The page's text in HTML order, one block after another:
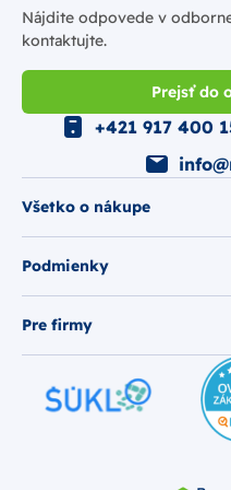
Nájdite odpovede v
kontaktujte.
Prejsť do
Všetko o nákupe
Podmienky
Pre firmy
+421 917 400